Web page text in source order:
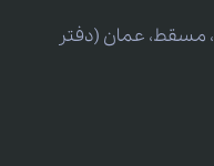
ال موج 335، خیابان 6، مسقط، عمان (دفتر